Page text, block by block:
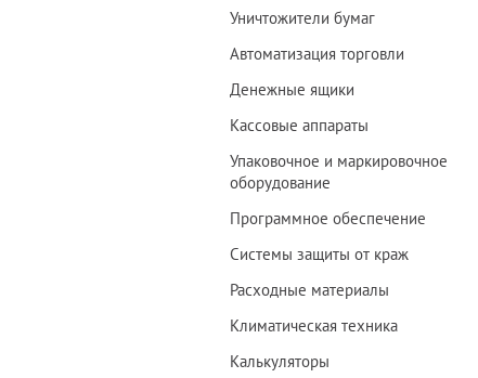
Уничтожители бумаг
Автоматизация торговли
Денежные ящики
Кассовые аппараты
Упаковочное и маркировочное
оборудование
Программное обеспечение
Системы защиты от краж
Расходные материалы
Климатическая техника
Калькуляторы